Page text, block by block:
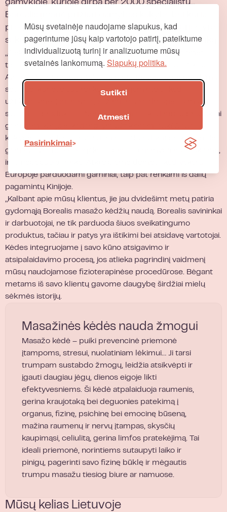
Mūsų svetainėje naudojame slapukus, kad
pagerintume jūsų kaip vartotojo patirtį, pateiktume
individualizuotą turinį ir analizuotume mūsų
svetainės lankomumą. Slapukų politika.
Sutikti
Atmesti
Pasirinkimai
gamykloje, kurioje dirba per 2000 specialistų...
Borealis įmonė prižiūri gamybos kokybę bei kuria
programinę įrangą masažo programoms, kurios yra
sukurtos pritaikant geriausią fizoterapeutų praktiką.
„Siekdami rinkoje esančių naujausių tendencijų, kasmet
testavimui užsakome demonstracinius modelius iš kitų
Azijos, JAV ir Europos šalių. Taip pat dalyvaujame bandymų
sesijose, kuriose susirenka įvairūs gamintojai, kad
užtikrintume, jog inovacijos žingsniuoja drauge su mūsų
siūlomais produktais. Nereikia išsigąsti, kad mūsų produktai
gaminami Kinijoje, kadangi yra užtikrinami aukščiausi
kokybės standartai ir visi gaminiai išbandomi praktikoje. Jei
gaminys yra technologškai silpnas, jo gamyba nutraukiama,
ir jis nepapuola į rinką. Atkreipiame dėmesį, kad Vakarų
Europoje parduodami gaminiai, taip pat renkami iš dalių
pagamintų Kinijoje.
„Kalbant apie mūsų klientus, jie jau dvidešimt metų patiria
gydomąją Borealis masažo kėdžių naudą. Borealis savininkai
ir darbuotojai, ne tik parduoda šiuos sveikatingumo
produktus, tačiau ir patys yra ištikimi bei atsidavę vartotojai.
Kėdes integruojame į savo kūno atsigavimo ir
atsipalaidavimo procesą, jos atlieka pagrindinį vaidmenį
mūsų naudojamose fizioterapinėse procedūrose. Bėgant
metams iš savo klientų gavome daugybę širdžiai mielų
sėkmės istorijų.
Masažinės kėdės nauda žmogui
Masažo kėdė – puiki prevencinė priemonė
įtampoms, stresui, nuolatiniam lėkimui… Ji tarsi
trumpam sustabdo žmogų, leidžia atsikvėpti ir
įgauti daugiau jėgų, dienos eigoje likti
efektyvesniems. Ši kėdė atpalaiduoja raumenis,
gerina kraujotaką bei deguonies patekimą į
organus, fizinę, psichinę bei emocinę būseną,
mažina raumenų ir nervų įtampas, skysčių
kaupimąsi, celiulitą, gerina limfos pratekėjimą. Tai
ideali priemonė, norintiems sutaupyti laiko ir
pinigų, pagerinti savo fizinę būklę ir mėgautis
trumpu masažu tiesiog biure ar namuose.
Mūsų kelias Lietuvoje